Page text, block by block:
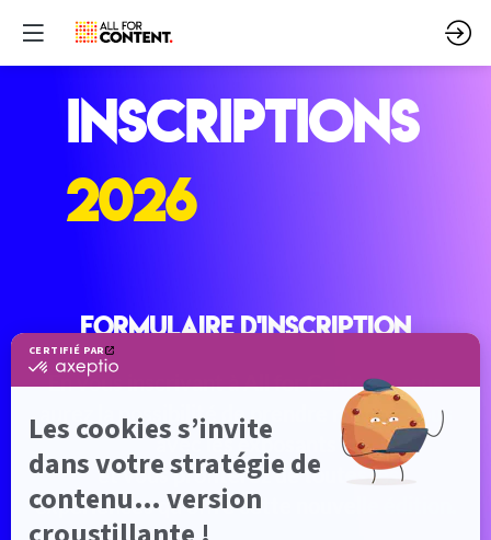
INSCRIPTIONS
2026
Formulaire d'inscription
En vous inscrivant à All for Content, vous
aurez la possibilité de prendre rendez-vous
avec les exposants
et vous profiterez de toutes les
expériences qu'offre cette nouvelle édition.